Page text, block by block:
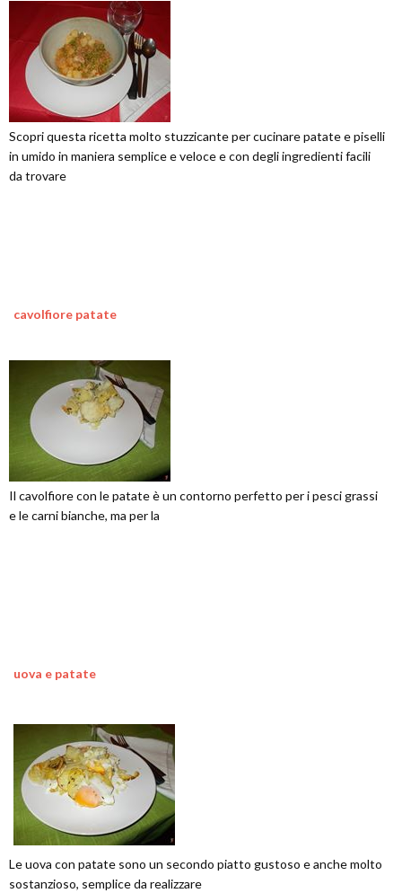
Scopri questa ricetta molto stuzzicante per cucinare patate e piselli
in umido in maniera semplice e veloce e con degli ingredienti facili
da trovare
cavolfiore patate
Il cavolfiore con le patate è un contorno perfetto per i pesci grassi
e le carni bianche, ma per la
uova e patate
Le uova con patate sono un secondo piatto gustoso e anche molto
sostanzioso, semplice da realizzare